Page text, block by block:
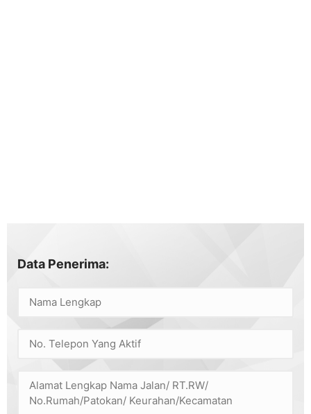
Data Penerima: